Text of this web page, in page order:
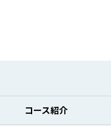
コース紹介